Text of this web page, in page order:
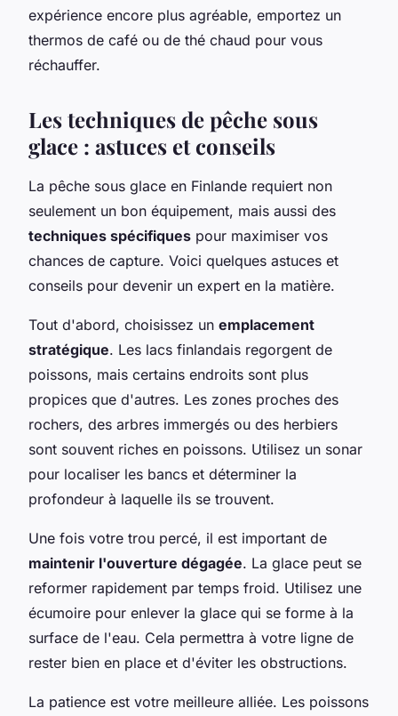
expérience encore plus agréable, emportez un
thermos de café ou de thé chaud pour vous
réchauffer.
Les techniques de pêche sous
glace : astuces et conseils
La pêche sous glace en Finlande requiert non
seulement un bon équipement, mais aussi des
techniques spécifiques pour maximiser vos
chances de capture. Voici quelques astuces et
conseils pour devenir un expert en la matière.
Tout d'abord, choisissez un emplacement
stratégique. Les lacs finlandais regorgent de
poissons, mais certains endroits sont plus
propices que d'autres. Les zones proches des
rochers, des arbres immergés ou des herbiers
sont souvent riches en poissons. Utilisez un sonar
pour localiser les bancs et déterminer la
profondeur à laquelle ils se trouvent.
Une fois votre trou percé, il est important de
maintenir l'ouverture dégagée. La glace peut se
reformer rapidement par temps froid. Utilisez une
écumoire pour enlever la glace qui se forme à la
surface de l'eau. Cela permettra à votre ligne de
rester bien en place et d'éviter les obstructions.
La patience est votre meilleure alliée. Les poissons